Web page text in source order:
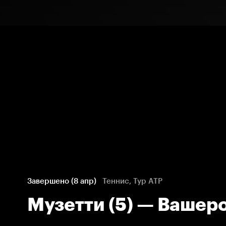
Завершено (8 апр) Теннис, Тур ATP
Музетти (5) —